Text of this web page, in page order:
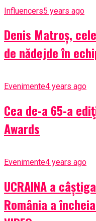
Influencers5 years ago
Denis Matroș,
de nădejde în
Evenimente4 years ago
Cea de-a 65-a
Awards
Evenimente4 years ago
UCRAINA a
România a